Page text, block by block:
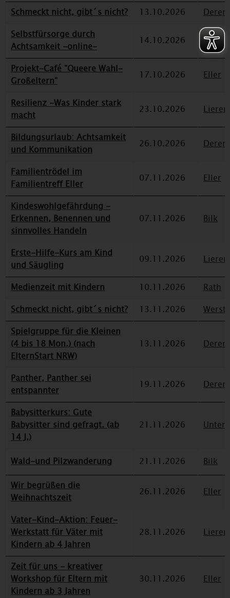
Schmeckt nicht, gibt´s nicht? 13.10.2026
Selbstfürsorge durch
Achtsamkeit -online-
14.10.2026
Projekt-Café "Queere Wahl-
Großeltern"
17.10.2026 Eller
Resilienz -Was Kinder stark
macht
23.10.2026
Bildungsurlaub: Achtsamkeit
und Kommunikation
26.10.2026
Familientrödel im
Familientreff Eller
07.11.2026 Eller
Kindeswohlgefährdung -
Erkennen, Benennen und
sinnvolles Handeln
07.11.2026 Bilk
Erste-Hilfe-Kurs am Kind
und Säugling
09.11.2026
Medienzeit mit Kindern 10.11.2026
Rath
Schmeckt nicht, gibt´s nicht?
13.11.2026
Spielgruppe für die Kleinen
(4 bis 18 Mon.) (nach
ElternStart NRW)
13.11.2026
Panther, Panther sei
entspannter
19.11.2026
Babysitterkurs: Gute
Babysitter sind gefragt. (ab
14 J.)
21.11.2026
Wald-und Pilzwanderung 21.11.2026
Bilk
Wir begrüßen die
Weihnachtszeit
26.11.2026 Eller
Vater-Kind-Aktion: Feuer-
Werkstatt für Väter mit
Kindern ab 4 Jahren
28.11.2026
Zeit für uns - kreativer
Workshop für Eltern mit
Kindern ab 3 Jahren
30.11.2026 Eller